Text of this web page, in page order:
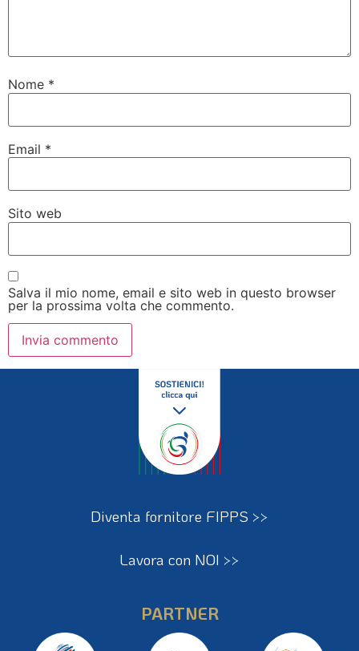
Nome *
Email *
Sito web
Salva il mio nome, email e sito web in questo browser
per la prossima volta che commento.
Diventa fornitore FIPPS >>
Lavora con NOI >>
PARTNER